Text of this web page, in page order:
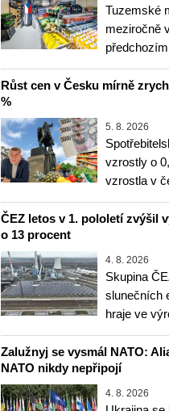
Tuzemské
meziročně
Růst cen v Česku mírně
%
5. 8. 2026
vzrostly o
vzrostla v
ČEZ letos v 1. pololetí zvýšil
o 13 procent
4. 8. 2026
Skupina
slunečních
hraje ve
Zalužnyj se vysmál NATO:
NATO nikdy nepřipojí
4. 8. 2026